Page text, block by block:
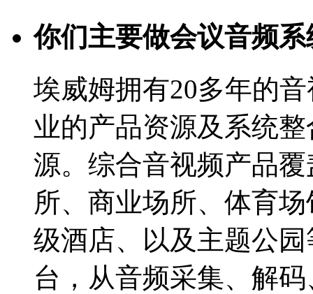
你们主要做会议音频
埃威姆拥有20多年的
业的产品资源及系统
源。综合音视频产品
所、商业场所、体育
级酒店、以及主题公
台，从音频采集、解